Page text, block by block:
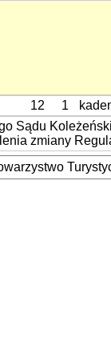
12 1
Sądu
zmiany